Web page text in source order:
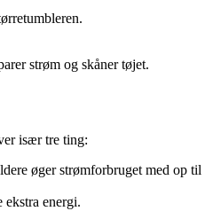
strøm og skåner tøjet.
især tre ting:
øger strømforbruget med op til
ekstra energi.